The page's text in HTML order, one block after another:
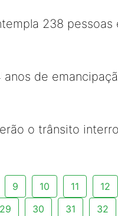
238
de
o trânsito
9 10 11 12
29 30 31 32